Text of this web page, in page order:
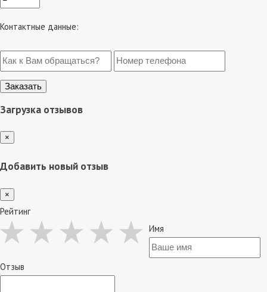
Контактные данные:
Загрузка отзывов
×
Добавить новый отзыв
×
Рейтинг
Имя
Отзыв